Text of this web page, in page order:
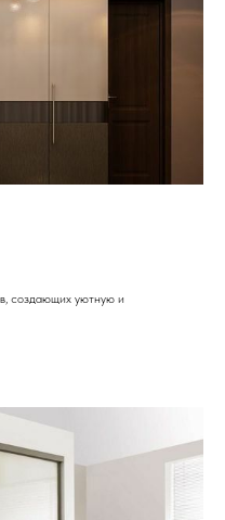
создающих уютную и